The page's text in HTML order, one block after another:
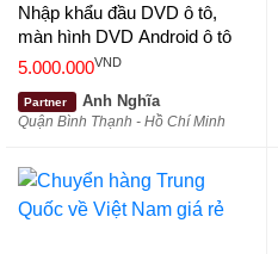
Nhập khẩu đầu DVD ô tô,
màn hình DVD Android ô tô
5.000.000VND
Partner Anh Nghĩa
Quận Bình Thạnh - Hồ Chí Minh